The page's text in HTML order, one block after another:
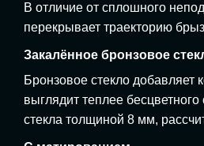
В отличие от сплошного
перекрывает траекторию
Закалённое бронзовое
Бронзовое стекло добавляет
выглядит теплее
стекла толщиной 8 мм,